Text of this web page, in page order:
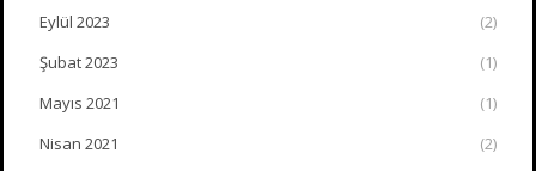
Eylül 2023
(2)
Şubat 2023
(1)
Mayıs 2021
(1)
Nisan 2021
(2)